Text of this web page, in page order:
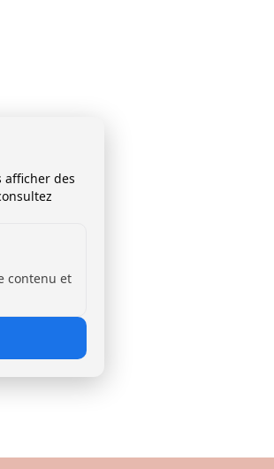
afficher des
contenu et